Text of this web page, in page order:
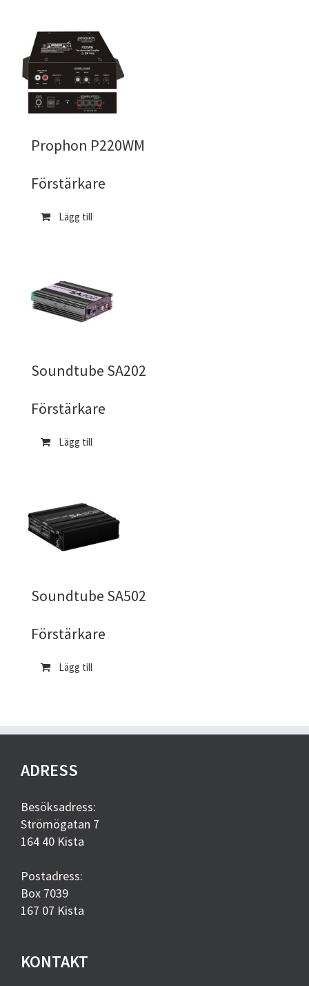
Prophon P220WM
Förstärkare
Lägg till
Soundtube SA202
Förstärkare
Lägg till
Soundtube SA502
Förstärkare
Lägg till
ADRESS
Besöksadress:
Strömögatan 7
164 40 Kista
Postadress:
Box 7039
167 07 Kista
KONTAKT